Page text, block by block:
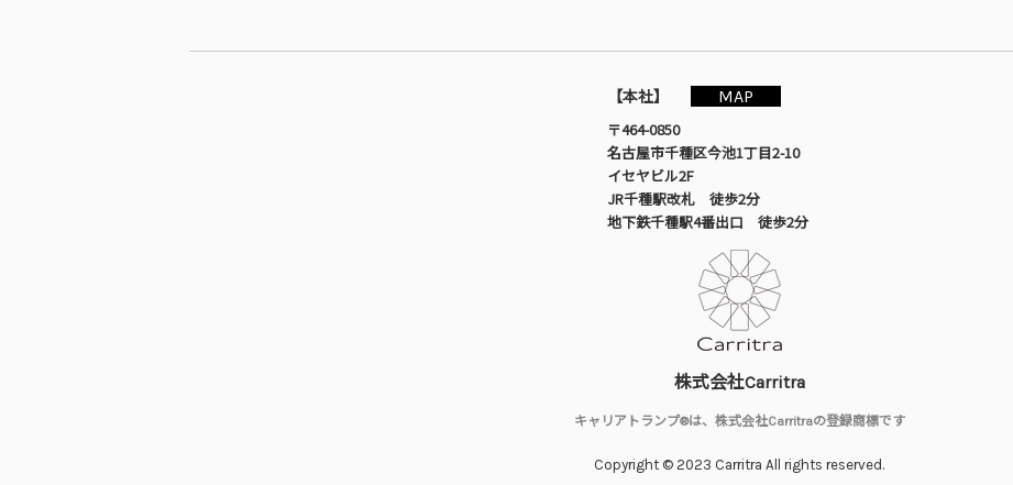
【本社】
MAP
〒464-0850
名古屋市千種区今池1丁目2-10
イセヤビル2F
JR千種駅改札 徒歩2分
地下鉄千種駅4番出口 徒歩2分
株式会社Carritra
キャリアトランプ®は、株式会社Carritraの登録商標です
Copyright © 2023 Carritra All rights reserved.